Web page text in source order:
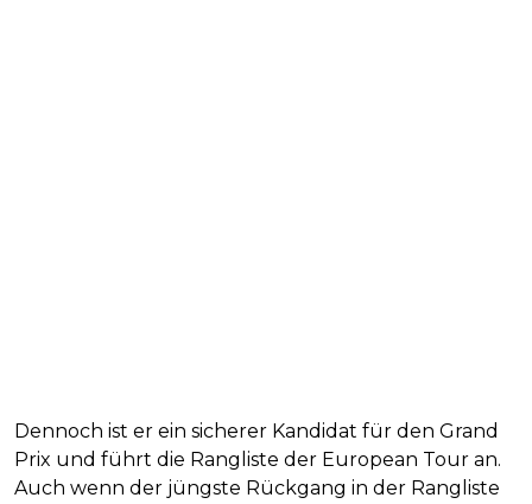
Dennoch ist er ein sicherer Kandidat für den Grand
Prix und führt die Rangliste der European Tour an.
Auch wenn der jüngste Rückgang in der Rangliste